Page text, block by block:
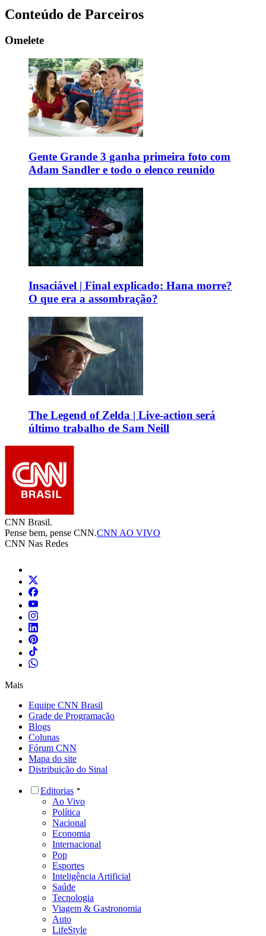
Conteúdo de Parceiros
Omelete
Gente Grande 3 ganha primeira foto com
Adam Sandler e todo o elenco reunido
Insaciável | Final explicado: Hana morre?
O que era a assombração?
The Legend of Zelda | Live-action será
último trabalho de Sam Neill
CNN Brasil.
Pense bem, pense CNN.CNN AO VIVO
CNN Nas Redes
Mais
Equipe CNN Brasil
Grade de Programação
Blogs
Colunas
Fórum CNN
Mapa do site
Distribuição do Sinal
Editorias
Ao Vivo
Política
Nacional
Economia
Internacional
Pop
Esportes
Inteligência Artificial
Saúde
Tecnologia
Viagem & Gastronomia
Auto
LifeStyle